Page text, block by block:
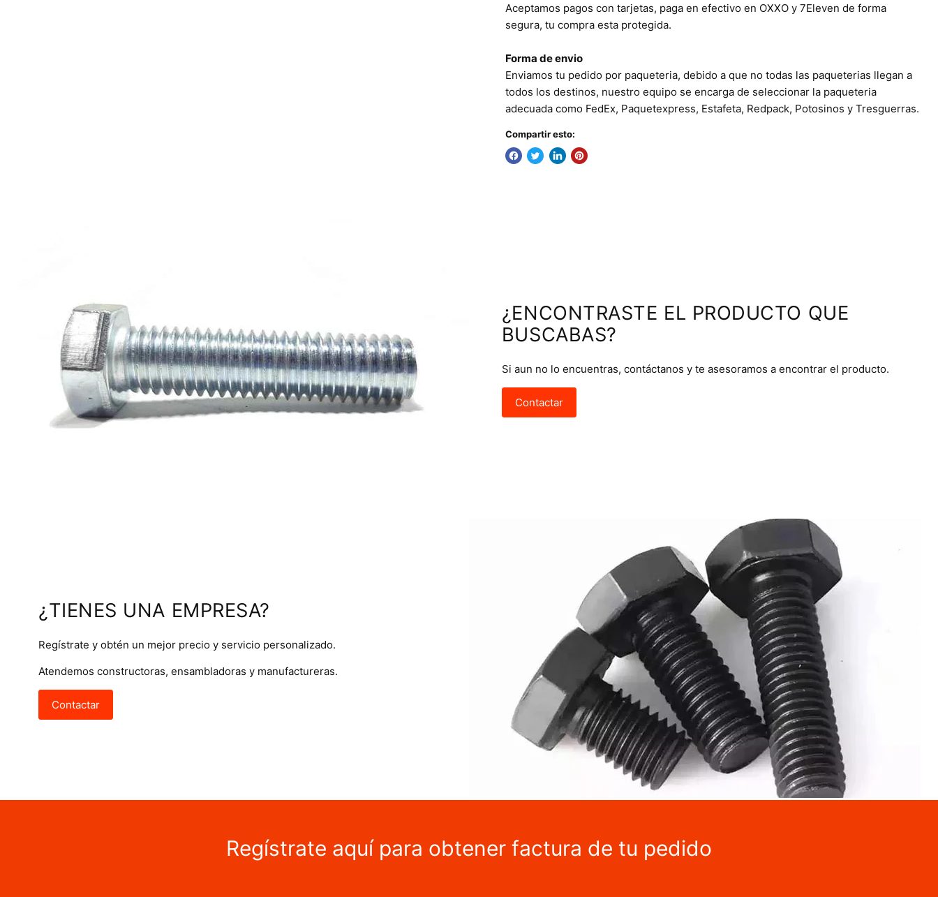
Aceptamos pagos con tarjetas, paga en efectivo en OXXO y 7Eleven de forma
segura, tu compra esta protegida.
Forma de envio
Enviamos tu pedido por paqueteria, debido a que no todas las paqueterias llegan a
todos los destinos, nuestro equipo se encarga de seleccionar la paqueteria
adecuada como FedEx, Paquetexpress, Estafeta, Redpack, Potosinos y Tresguerras.
Compartir esto:
¿ENCONTRASTE EL PRODUCTO QUE
BUSCABAS?
Si aun no lo encuentras, contáctanos y te asesoramos a encontrar el producto.
Contactar
¿TIENES UNA EMPRESA?
Regístrate y obtén un mejor precio y servicio personalizado.
Atendemos constructoras, ensambladoras y manufactureras.
Contactar
Regístrate aquí para obtener factura de tu pedido